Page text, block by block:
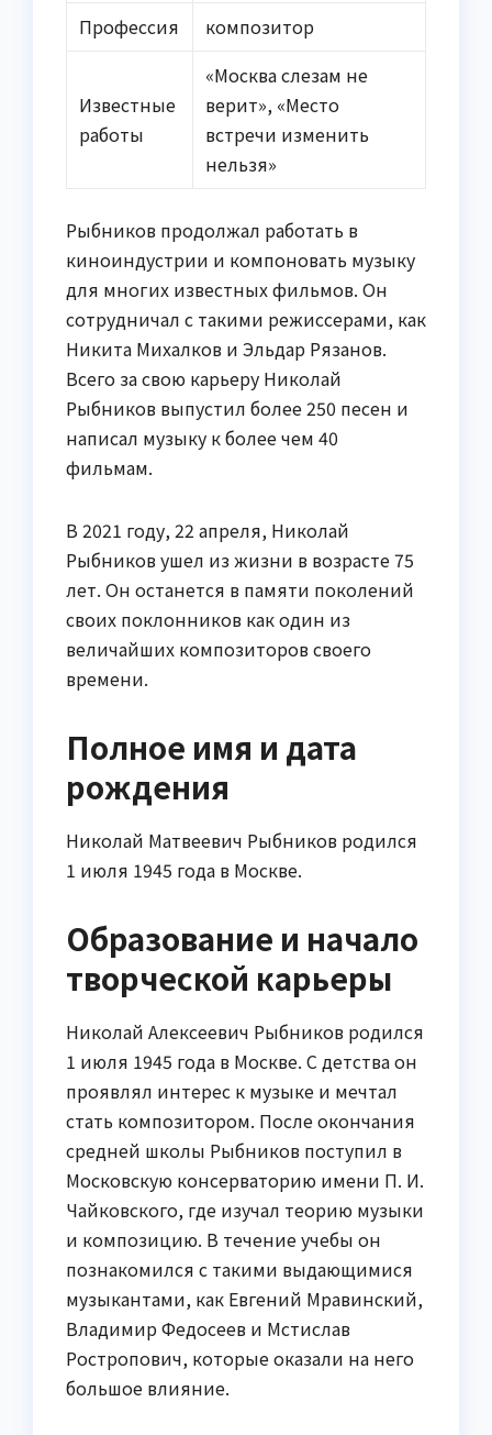
Профессия композитор
Известные
работы
«Москва слезам не
верит», «Место
встречи изменить
нельзя»
Рыбников продолжал работать в
киноиндустрии и компоновать музыку
для многих известных фильмов. Он
сотрудничал с такими режиссерами, как
Никита Михалков и Эльдар Рязанов.
Всего за свою карьеру Николай
Рыбников выпустил более 250 песен и
написал музыку к более чем 40
фильмам.
В 2021 году, 22 апреля, Николай
Рыбников ушел из жизни в возрасте 75
лет. Он останется в памяти поколений
своих поклонников как один из
величайших композиторов своего
времени.
Полное имя и дата
рождения
Николай Матвеевич Рыбников родился
1 июля 1945 года в Москве.
Образование и начало
творческой карьеры
Николай Алексеевич Рыбников родился
1 июля 1945 года в Москве. С детства он
проявлял интерес к музыке и мечтал
стать композитором. После окончания
средней школы Рыбников поступил в
Московскую консерваторию имени П. И.
Чайковского, где изучал теорию музыки
и композицию. В течение учебы он
познакомился с такими выдающимися
музыкантами, как Евгений Мравинский,
Владимир Федосеев и Мстислав
Ростропович, которые оказали на него
большое влияние.